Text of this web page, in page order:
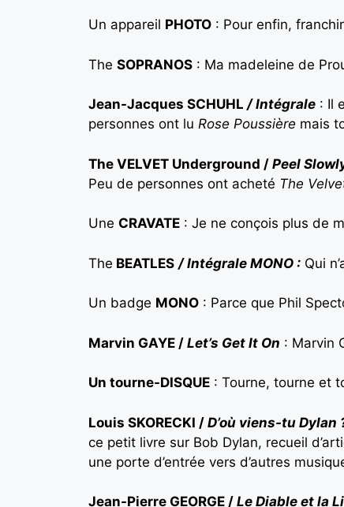
Un appareil PHOTO : Pour enfin,
The SOPRANOS : Ma madeleine de
Jean-Jacques SCHUHL / Intégrale : Il
personnes ont lu Rose Poussière mais
The VELVET Underground / Peel
Peu de personnes ont acheté The
Une CRAVATE : Je ne conçois plus de
The BEATLES / Intégrale MONO : Qui
Un badge MONO : Parce que Phil
Marvin GAYE / Let’s Get It On : Marvin
Un tourne-DISQUE : Tourne, tourne et
Louis SKORECKI / D’où viens-tu Dylan
ce petit livre sur Bob Dylan, recueil
une porte d’entrée vers d’autres
Jean-Pierre GEORGE / Le Diable et la